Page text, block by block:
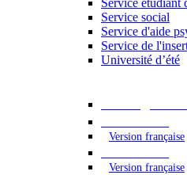
Service étudiant
Service social
Service d'aide
Service de
Université d’été
Version française
Version française